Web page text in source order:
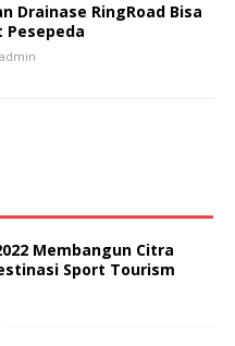
Drainase RingRoad Bisa
Pesepeda
admin
Membangun Citra
Sport Tourism